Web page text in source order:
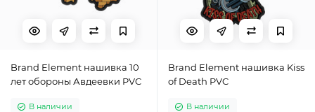
Brand Element нашивка 10
лет обороны Авдеевки PVC
В наличии
Brand Element нашивка Kiss
of Death PVC
В наличии